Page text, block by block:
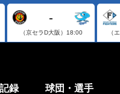
-
（京セラD大阪） 18:00 （
録 球団・選手